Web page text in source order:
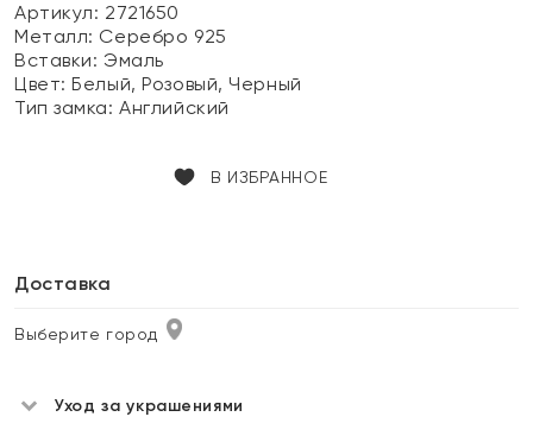
Артикул: 2721650
Металл: Серебро 925
Вставки:Эмаль
Цвет:Белый, Розовый, Черный
Тип замка:Английский
В ИЗБРАННОЕ
Доставка
Выберите город
Уход за украшениями